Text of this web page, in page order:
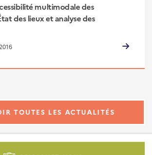
multimodale des
des lieux et analyse des
TOUTES LES ACTUALITÉS